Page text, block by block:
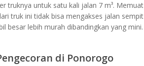
truknya untuk satu kali jalan 7 m³. Memuat
truk ini tidak bisa mengakses jalan sempit
besar lebih murah dibandingkan yang mini.
di Ponorogo